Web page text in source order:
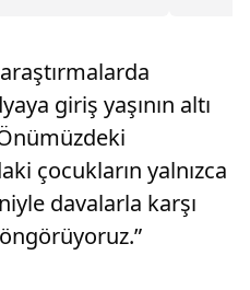
giriş yaşının altı
çocukların yalnızca
davalarla karşı